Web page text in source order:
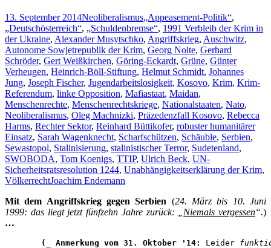
13. September 2014Neoliberalismus„Appeasement-Politik“,
„Deutschösterreich“, „Schuldenbremse“, 1991 Verbleib der Krim in
der Ukraine, Alexander Musytschko, Angriffskrieg, Auschwitz,
Autonome Sowjetrepublik der Krim, Georg Nolte, Gerhard
Schröder, Gert Weißkirchen, Göring-Eckardt, Grüne, Günter
Verheugen, Heinrich-Böll-Stiftung, Helmut Schmidt, Johannes
Jung, Joseph Fischer, Jugendarbeitslosigkeit, Kosovo, Krim, Krim-
Referendum, linke Opposition, Mafiastaat, Maidan,
Menschenrechte, Menschenrechtskriege, Nationalstaaten, Nato,
Neoliberalismus, Oleg Machnizki, Präzedenzfall Kosovo, Rebecca
Harms, Rechter Sektor, Reinhard Büttikofer, robuster humanitärer
Einsatz, Sarah Wagenknecht, Scharfschützen, Schäuble, Serbien,
Sewastopol, Stalinisierung, stalinistischer Terror, Sudetenland,
SWOBODA, Tom Koenigs, TTIP, Ulrich Beck, UN-
Sicherheitsratsresolution 1244, Unabhängigkeitserklärung der Krim,
VölkerrechtJoachim Endemann
Mit dem Angriffskrieg gegen Serbien (24. März bis 10. Juni
1999: das liegt jetzt fünfzehn Jahre zurück: „ Niemals vergessen“.)
…
(_ Anmerkung vom 31. Oktober '14: Leider